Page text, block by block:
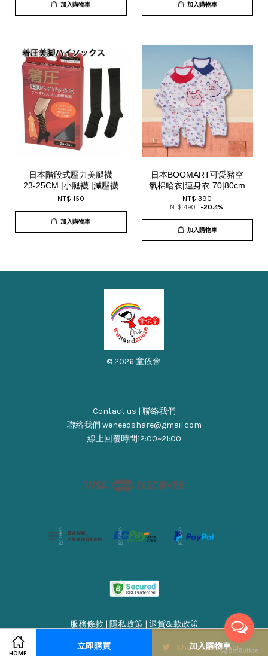
HOME
立即購買 加入購物車
加入購物車 加入購物車
日本階段式壓力美腿襪
23-25CM |小腿襪 |減壓襪
NT$ 150
加入購物車
日本BOOMART可愛豬空
氣棉哈衣|連身衣 70|80cm
NT$ 390
NT$ 490 -20.4%
加入購物車
© 2026 童依會.
Contact us | 聯絡我們
聯絡我們 weneedshare@gmail.com
線上回覆時間12:00~21:00
Visa Master
服務條款 | 隱私政策| 退貨&款政策
Share on Facebook Share on Twitter